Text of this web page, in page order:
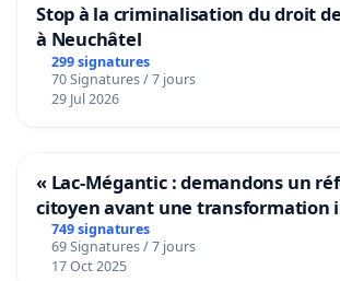
Stop à la criminalisation du droit
à Neuchâtel
299 signatures
70 Signatures / 7 jours
29 Jul 2026
« Lac-Mégantic : demandons un
citoyen avant une transformation
de notre territoire »
749 signatures
69 Signatures / 7 jours
17 Oct 2025